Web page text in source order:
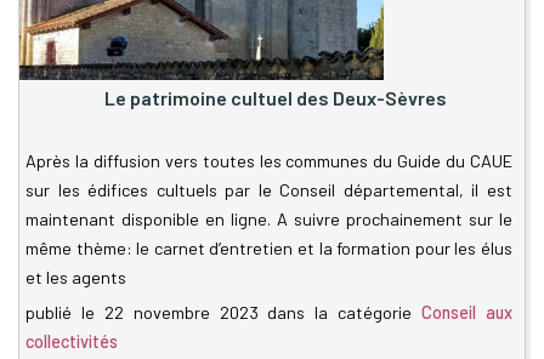
Le patrimoine cultuel des Deux-Sèvres
Après la diffusion vers toutes les communes du Guide du CAUE
sur les édifices cultuels par le Conseil départemental, il est
maintenant disponible en ligne. A suivre prochainement sur le
même thème: le carnet d’entretien et la formation pour les élus
et les agents
publié le 22 novembre 2023 dans la catégorieConseil aux
collectivités